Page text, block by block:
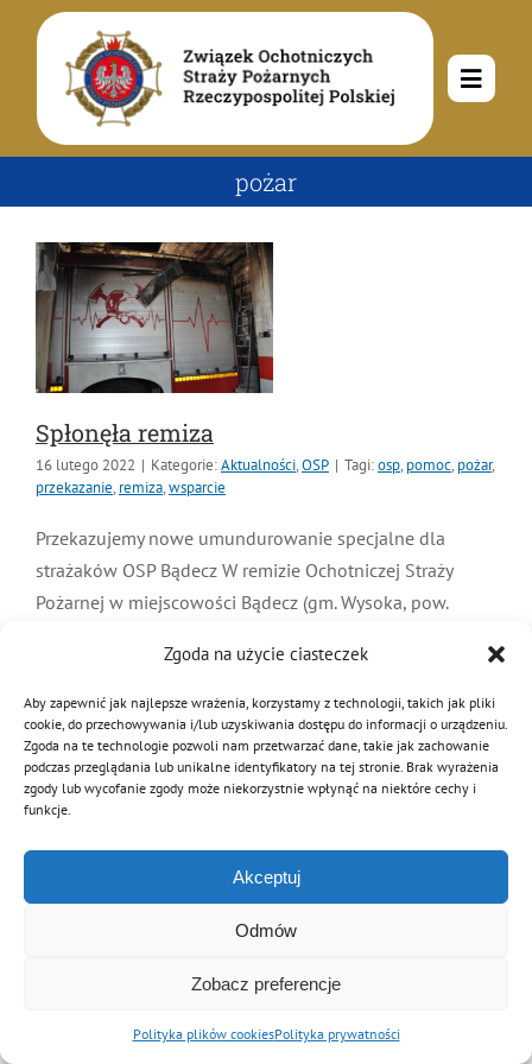
Zgoda na użycie ciasteczek
Aby zapewnić jak najlepsze wrażenia, korzystamy z technologii, takich jak pliki
cookie, do przechowywania i/lub uzyskiwania dostępu do informacji o urządzeniu.
Zgoda na te technologie pozwoli nam przetwarzać dane, takie jak zachowanie
podczas przeglądania lub unikalne identyfikatory na tej stronie. Brak wyrażenia
zgody lub wycofanie zgody może niekorzystnie wpłynąć na niektóre cechy i
funkcje.
Akceptuj
Odmów
Zobacz preferencje
Polityka plików cookiesPolityka prywatności
Przejdź
zawartości
Toggle
Misja i cele
Rodowód
Dokumenty
Symbole
Aktualności
Kalendarz wydarzeń
Ochotnicze Straże Pożarne
Dzieci i młodzież
MDP i DDP
PNWM
Kultura
Floriany
Historia
Kontakt
System OSP
Poradnik
Sklep
pożar
Spłonęła remiza
16 lutego 2022 | Kategorie:Aktualności,OSP | Tagi:osp, pomoc, pożar,
przekazanie, remiza,wsparcie
Przekazujemy nowe umundurowanie specjalne dla
strażaków OSP Bądecz W remizie Ochotniczej Straży
Pożarnej w miejscowości Bądecz (gm. Wysoka, pow.
siedzibę strażaków,
Czytaj dalej
© Copyright 2012 - 2026 | Związek OSP RP
Archiwalna wersja strony